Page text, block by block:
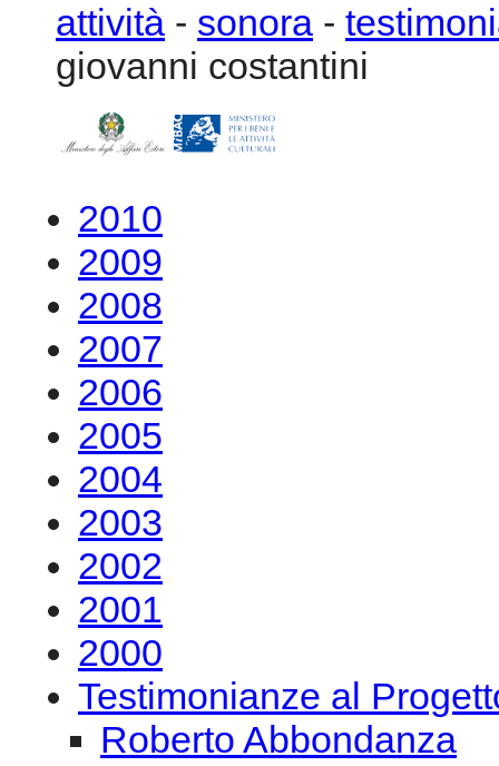
attività - sonora -
giovanni costantini
2010
2009
2008
2007
2006
2005
2004
2003
2002
2001
2000
Testimonianze al
Roberto Abbondanza